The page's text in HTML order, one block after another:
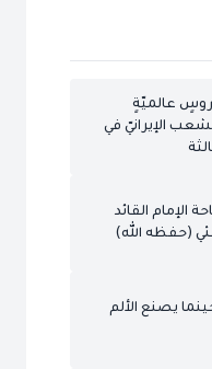
اللّه الأعرافي: 8 دروسٍ عالميّةٍ
الإيرانيّ في
الإمام القائد
(حفظه الله)
يصنع الألم